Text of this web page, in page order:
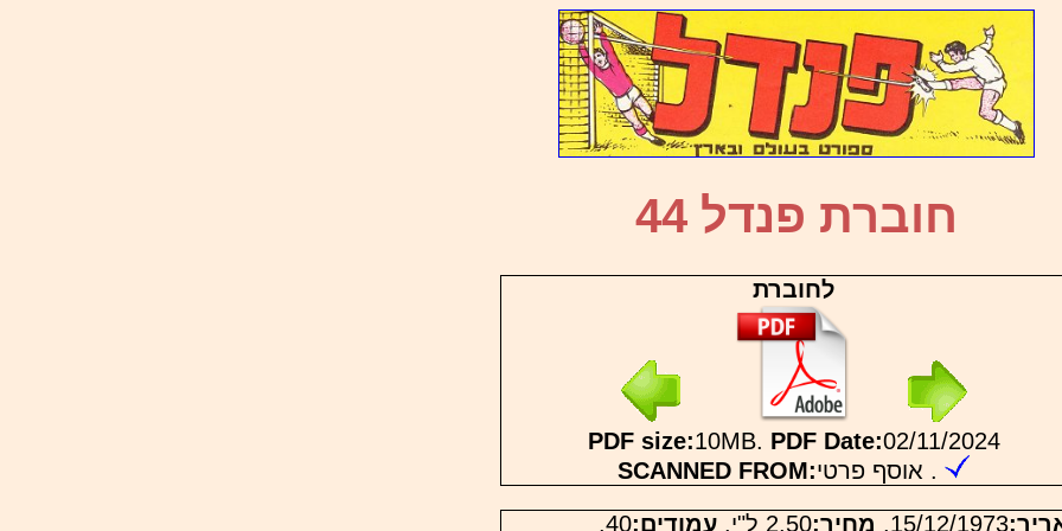
חוברת פנדל 44
לחוברת
PDF size:10MB. PDF Date:02/11/2024
SCANNED FROM:
אוסף פרטי .
15/12/1973. מחיר:2.50 ל"י. עמודים:40.